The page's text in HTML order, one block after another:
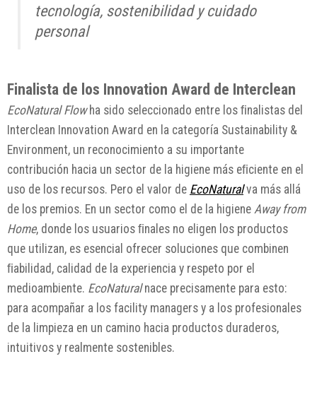
tecnología, sostenibilidad y cuidado
personal
Finalista de los Innovation Award de Interclean
EcoNatural Flowha sido seleccionado entre los ﬁnalistas del
Interclean Innovation Award en la categoría Sustainability &
Environment, un reconocimiento a su importante
contribución hacia un sector de la higiene más eﬁciente en el
uso de los recursos. Pero el valor de EcoNaturalva más allá
de los premios. En un sector como el de la higiene Away from
Home, donde los usuarios ﬁnales no eligen los productos
que utilizan, es esencial ofrecer soluciones que combinen
ﬁabilidad, calidad de la experiencia y respeto por el
medioambiente. EcoNaturalnace precisamente para esto:
para acompañar a los facility managers y a los profesionales
de la limpieza en un camino hacia productos duraderos,
intuitivos y realmente sostenibles.